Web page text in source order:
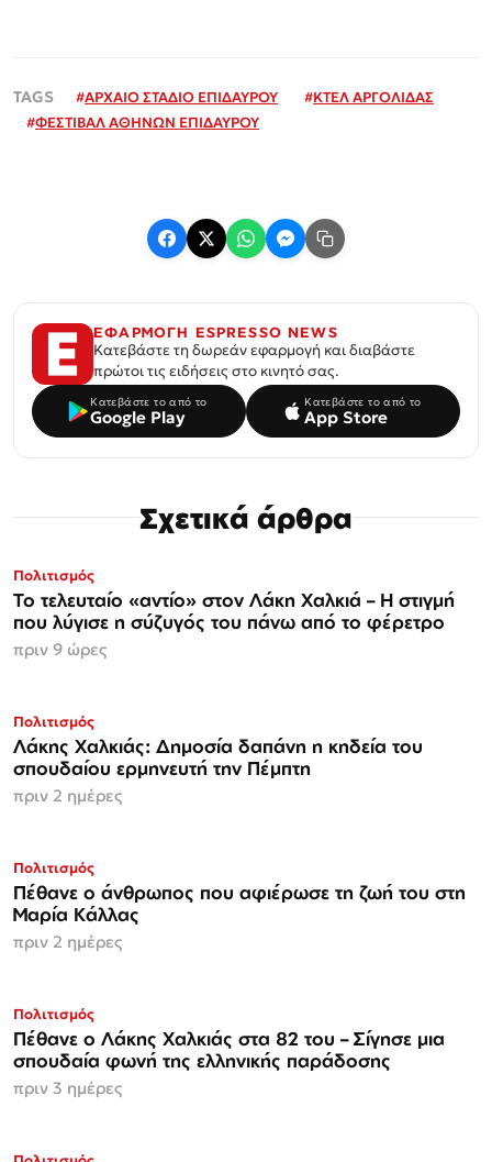
#ΑΡΧΑΙΟ ΣΤΑΔΙΟ ΕΠΙΔΑΥΡΟΥ #ΚΤΕΛ ΑΡΓΟΛΙΔΑΣ
#ΦΕΣΤΙΒΑΛ ΑΘΗΝΩΝ ΕΠΙΔΑΥΡΟΥ
ΕΦΑΡΜΟΓΗ ESPRESSO NEWS
Κατεβάστε τη δωρεάν εφαρμογή και διαβάστε
πρώτοι τις ειδήσεις στο κινητό σας.
Κατεβάστε το από το
Google Play
Κατεβάστε το από το
App Store
Σχετικά άρθρα
Πολιτισμός
Το τελευταίο «αντίο» στον Λάκη Χαλκιά – Η στιγμή
που λύγισε η σύζυγός του πάνω από το φέρετρο
πριν 9 ώρες
Πολιτισμός
Λάκης Χαλκιάς: Δημοσία δαπάνη η κηδεία του
σπουδαίου ερμηνευτή την Πέμπτη
πριν 2 ημέρες
Πολιτισμός
Πέθανε ο άνθρωπος που αφιέρωσε τη ζωή του στη
Μαρία Κάλλας
πριν 2 ημέρες
Πολιτισμός
Πέθανε ο Λάκης Χαλκιάς στα 82 του – Σίγησε μια
σπουδαία φωνή της ελληνικής παράδοσης
πριν 3 ημέρες